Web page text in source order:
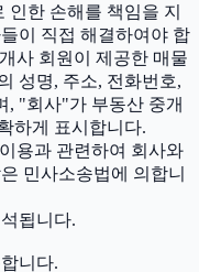
한 손해를 책임을 지
이 직접 해결하여야 합
사 회원이 제공한 매물
성명, 주소, 전화번호,
, "회사"가 부동산 중개
하게 표시합니다.
용과 관련하여 회사와
민사소송법에 의합니
됩니다.
니다.